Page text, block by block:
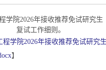
学院2026年接收推荐免试研究生
复试工作细则。
程学院2026年接收推荐免试研究
】